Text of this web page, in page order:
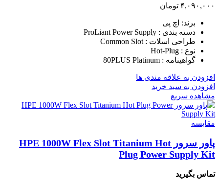
۴,۰۹۰,۰۰۰ تومان
برند: اچ پی
دسته بندی : ProLiant Power Supply
طراحی اسلات : Common Slot
نوع : Hot-Plug
گواهینامه : 80PLUS Platinum
افزودن به علاقه مندی ها
افزودن به سبد خرید
مشاهده سریع
مقایسه
پاور سرور HPE 1000W Flex Slot Titanium Hot
Plug Power Supply Kit
تماس بگیرید